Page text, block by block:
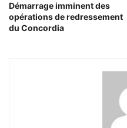
Démarrage imminent des
opérations de redressement
du Concordia